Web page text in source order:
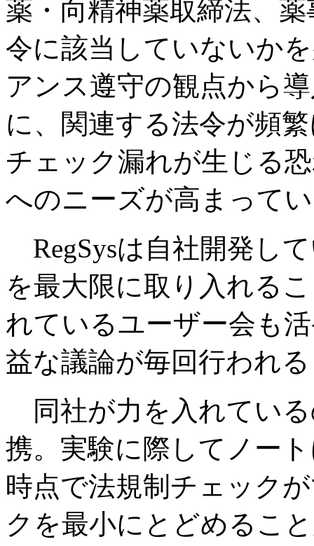
薬・向精神薬取締法、
令に該当していないか
アンス遵守の観点から
に、関連する法令が頻
チェック漏れが生じる
へのニーズが高まって
RegSysは自社開発し
を最大限に取り入れる
れているユーザー会も
益な議論が毎回行われ
同社が力を入れてい
携。実験に際してノー
時点で法規制チェック
クを最小にとどめるこ